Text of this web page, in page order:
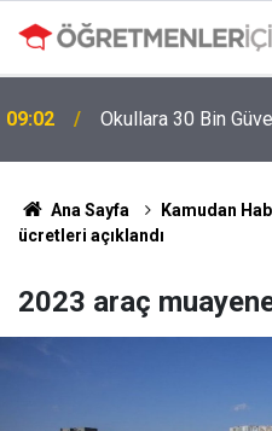
09:02 Okullara 30 Bin
MEBBİS Tercihleri
Ana Sayfa Kamudan
ücretleri açıklandı
2023 araç